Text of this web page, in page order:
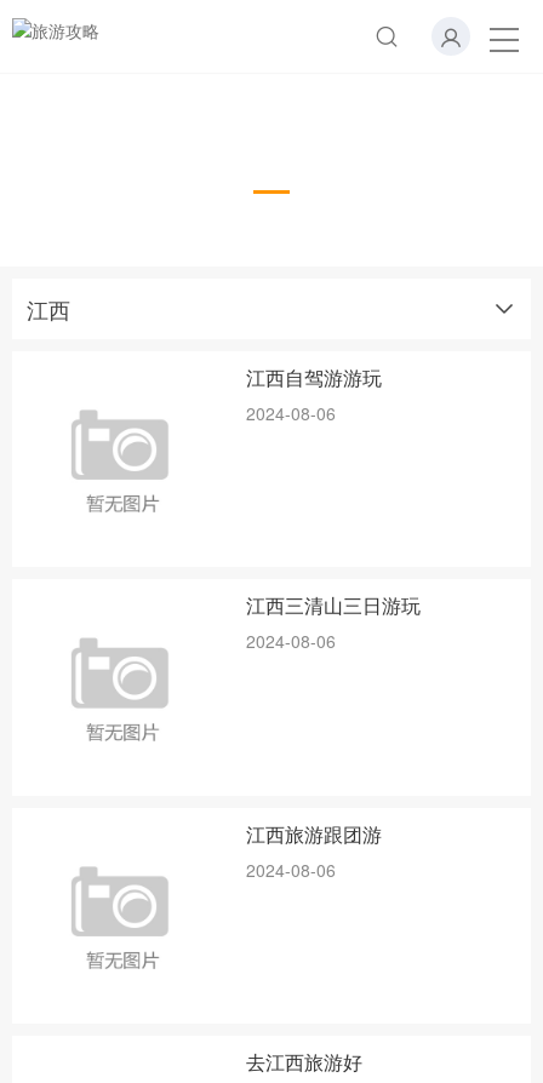
江西
江西自驾游游玩
2024-08-06
江西三清山三日游玩
2024-08-06
江西旅游跟团游
2024-08-06
去江西旅游好